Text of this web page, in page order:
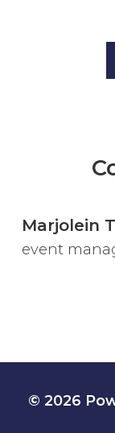
Marjolein
event
© 2026